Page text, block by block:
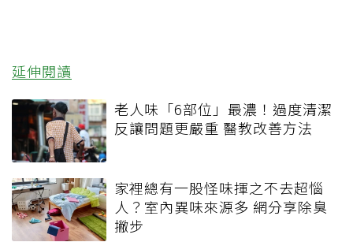
延伸閱讀
老人味「6部位」最濃！過度清潔
反讓問題更嚴重 醫教改善方法
家裡總有一股怪味揮之不去超惱
人？室內異味來源多 網分享除臭
撇步